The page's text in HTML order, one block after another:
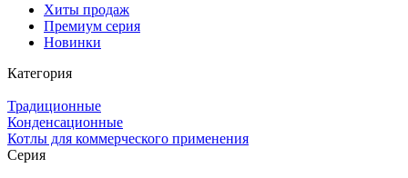
Хиты продаж
Премиум серия
Новинки
Категория
Традиционные
Конденсационные
Котлы для коммерческого применения
Серия